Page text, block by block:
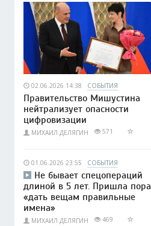
02.06.2026 14:38 СОБЫТИЯ
Правительство Мишустина
нейтрализует опасности
цифровизации
МИХАИЛ ДЕЛЯГИН 571
01.06.2026 23:55 СОБЫТИЯ
Не бывает спецопераций
длиной в 5 лет. Пришла пора
«дать вещам правильные
имена»
МИХАИЛ ДЕЛЯГИН 469